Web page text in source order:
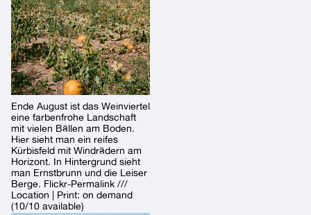
Ende August ist das Weinviertel
eine farbenfrohe Landschaft
mit vielen Bällen am Boden.
Hier sieht man ein reifes
Kürbisfeld mit Windrädern am
Horizont. In Hintergrund sieht
man Ernstbrunn und die Leiser
Berge. Flickr-Permalink ///
Location | Print: on demand
(10/10 available)